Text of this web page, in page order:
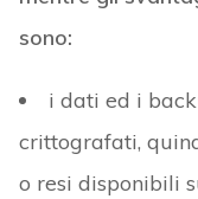
sono:
i dati ed i
crittografati,
o resi disponibili